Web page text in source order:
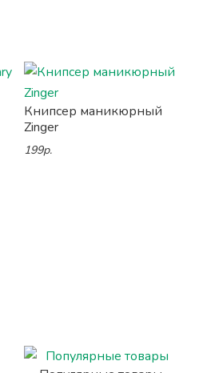
Книпсер маникюрный
Zinger
199р.